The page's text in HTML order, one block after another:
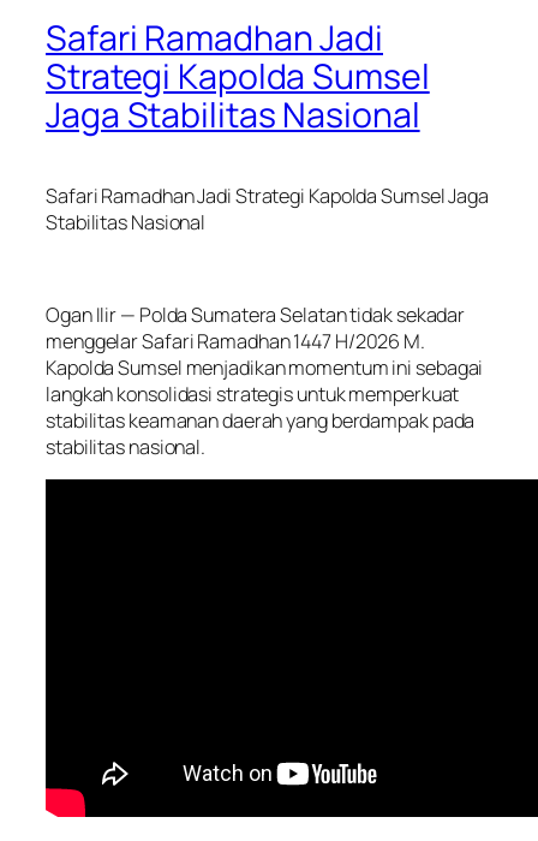
Safari Ramadhan Jadi
Strategi Kapolda Sumsel
Jaga Stabilitas Nasional
Safari Ramadhan Jadi Strategi Kapolda Sumsel Jaga
Stabilitas Nasional
Ogan Ilir — Polda Sumatera Selatan tidak sekadar
menggelar Safari Ramadhan 1447 H/2026 M.
Kapolda Sumsel menjadikan momentum ini sebagai
langkah konsolidasi strategis untuk memperkuat
stabilitas keamanan daerah yang berdampak pada
stabilitas nasional.